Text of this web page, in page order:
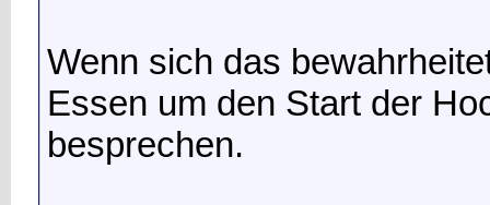
Wenn sich das
Essen um den Start der
besprechen.